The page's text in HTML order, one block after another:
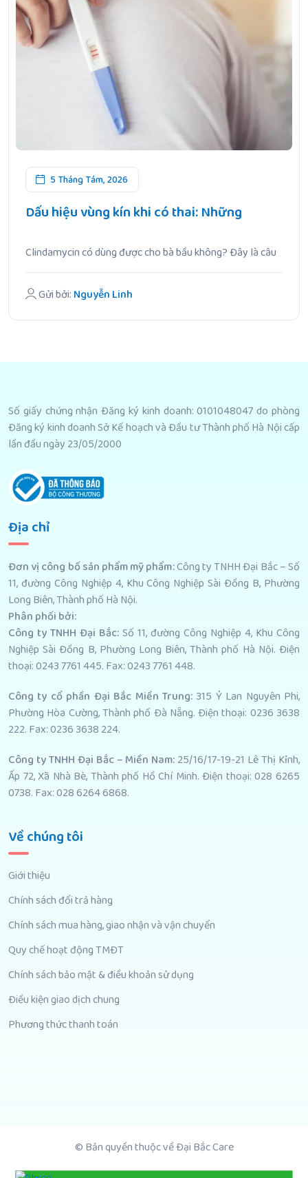
5 Tháng Tám, 2026
Dấu hiệu vùng kín khi có thai: Những
Clindamycin có dùng được cho bà bầu không? Đây là câu
hỏi.
Gửi bởi: Nguyễn Linh
Số giấy chứng nhận Đăng ký kinh doanh: 0101048047 do phòng
Đăng ký kinh doanh Sở Kế hoạch và Đầu tư Thành phố Hà Nội cấp
lần đầu ngày 23/05/2000
Địa chỉ
Đơn vị công bố sản phẩm mỹ phẩm:Công ty TNHH Đại Bắc – Số
11, đường Công Nghiệp 4, Khu Công Nghiệp Sài Đồng B, Phường
Long Biên, Thành phố Hà Nội.
Phân phối bởi:
Công ty TNHH Đại Bắc: Số 11, đường Công Nghiệp 4, Khu Công
Nghiệp Sài Đồng B, Phường Long Biên, Thành phố Hà Nội. Điện
thoại: 0243 7761 445. Fax: 0243 7761 448.
Công ty cổ phần Đại Bắc Miền Trung:315 Ỷ Lan Nguyên Phi,
Phường Hòa Cường, Thành phố Đà Nẵng. Điện thoại: 0236 3638
222. Fax: 0236 3638 224.
Công ty TNHH Đại Bắc – Miền Nam: 25/16/17-19-21 Lê Thị Kỉnh,
Ấp 72, Xã Nhà Bè, Thành phố Hồ Chí Minh. Điện thoại: 028 6265
0738. Fax: 028 6264 6868.
Về chúng tôi
Giới thiệu
Chính sách đổi trả hàng
Chính sách mua hàng, giao nhận và vận chuyển
Quy chế hoạt động TMĐT
Chính sách bảo mật & điều khoản sử dụng
Điều kiện giao dịch chung
Phương thức thanh toán
© Bản quyền thuộc về Đại Bắc Care